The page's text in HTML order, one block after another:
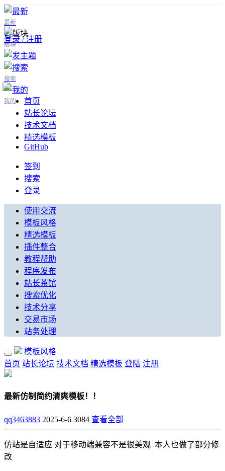
最新
版块
搜索
我的
登录 / 注册
首页
站长论坛
技术文档
精选模板
GitHub
签到
搜索
登录
使用交流
模板风格
精选模板
插件整合
教程帮助
程序发布
站长茶馆
搜索优化
技术分享
交易市场
站务处理
模板风格
首页 站长论坛 技术文档 精选模板 登陆 注册
最新仿制简约清爽模板！！
qq3463883 2025-6-6 3084 查看全部
仿站是自适应 对于移动端兼容不是很美观 本人也做了部分修
改